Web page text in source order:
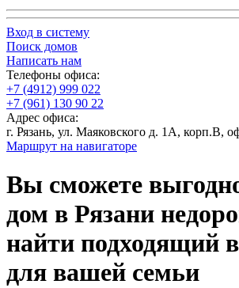
Вход в систему
Поиск домов
Написать нам
Телефоны офиса:
+7 (4912) 999 022
+7 (961) 130 90 22
Адрес офиса:
г. Рязань, ул. Маяковского д. 1А, корп.В,
Маршрут на навигаторе
Вы сможете
дом в Рязани
найти подходящий
для вашей семьи